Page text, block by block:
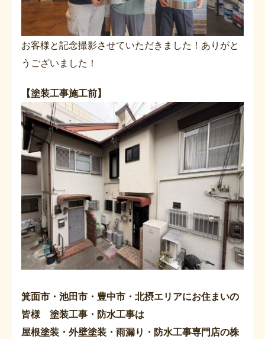
お客様と記念撮影させていただきました！ありがと
うございました！
【塗装工事施工前】
箕面市・池田市・豊中市・北摂エリアにお住まいの
皆様 塗装工事・防水工事は
屋根塗装・外壁塗装・雨漏り・防水工事専門店の株